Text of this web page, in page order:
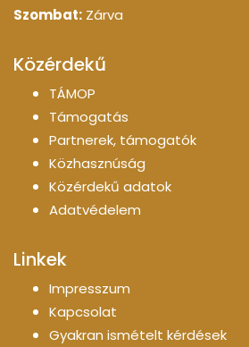
Szombat: Zárva
Közérdekű
TÁMOP
Támogatás
Partnerek, támogatók
Közhasznúság
Közérdekű adatok
Adatvédelem
Linkek
Impresszum
Kapcsolat
Gyakran ismételt kérdések